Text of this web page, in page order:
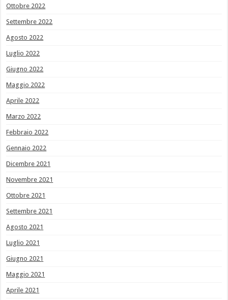
Ottobre 2022
Settembre 2022
Agosto 2022
Luglio 2022
Giugno 2022
Maggio 2022
Aprile 2022
Marzo 2022
Febbraio 2022
Gennaio 2022
Dicembre 2021
Novembre 2021
Ottobre 2021
Settembre 2021
Agosto 2021
Luglio 2021
Giugno 2021
Maggio 2021
Aprile 2021